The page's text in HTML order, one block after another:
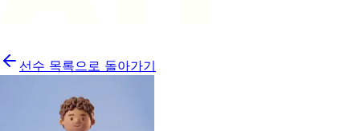
선수 목록으로 돌아가기